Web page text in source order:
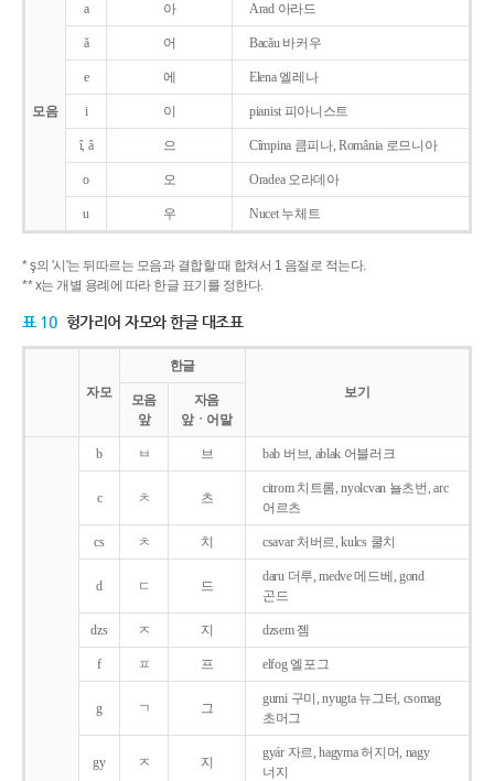
모음
a 아 Arad 아라드
ǎ 어 Bacǎu 바커우
e 에 Elena 엘레나
i 이 pianist 피아니스트
î, â 으 Cîmpina 큼피나, România 로므니아
o 오 Oradea 오라데아
u 우 Nucet 누체트
* ş의 '시'는 뒤따르는 모음과 결합할 때 합쳐서 1 음절로 적는다.
** x는 개별 용례에 따라 한글 표기를 정한다.
표 10 헝가리어 자모와 한글 대조표
자모
한글
보기
모음
앞
자음
앞ㆍ어말
b ㅂ 브 bab 버브, ablak 어블러크
c ㅊ 츠
citrom 치트롬, nyolcvan 뇰츠번, arc
어르츠
cs ㅊ 치 csavar 처버르, kulcs 쿨치
d ㄷ 드
daru 더루, medve 메드베, gond
곤드
dzs ㅈ 지 dzsem 젬
f ㅍ 프 elfog 엘포그
g ㄱ 그
gumi 구미, nyugta 뉴그터, csomag
초머그
gy ㅈ 지
gyár 자르, hagyma 허지머, nagy
너지